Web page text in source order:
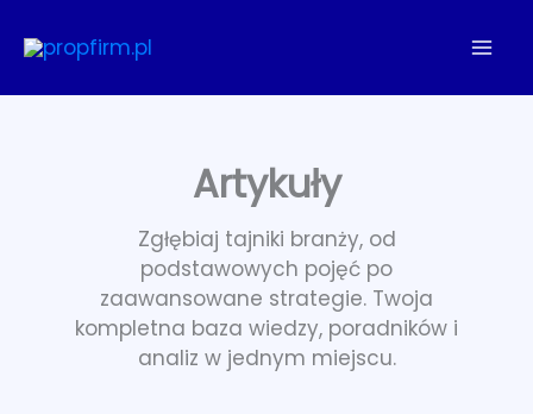
do
Artykuły
Zgłębiaj tajniki branży, od
podstawowych pojęć po
zaawansowane strategie. Twoja
kompletna baza wiedzy, poradników i
analiz w jednym miejscu.